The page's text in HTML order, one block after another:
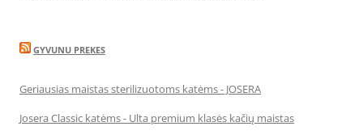
GYVUNU PREKES
Geriausias maistas sterilizuotoms katėms - JOSERA
Josera Classic katėms - Ulta premium klasės kačių maistas